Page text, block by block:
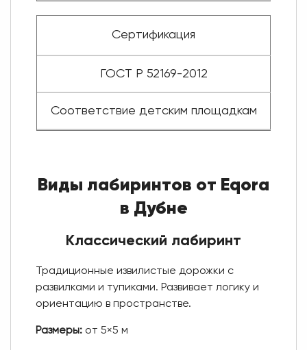
Сертификация
ГОСТ Р 52169-2012
Соответствие детским площадкам
Виды лабиринтов от Eqora
в Дубне
Классический лабиринт
Традиционные извилистые дорожки с
развилками и тупиками. Развивает логику и
ориентацию в пространстве.
Размеры:от 5×5 м